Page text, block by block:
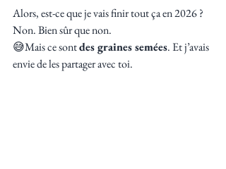
Alors, est-ce que je vais finir tout ça en 2026 ?
Non. Bien sûr que non.
😅Mais ce sont des graines semées. Et j’avais
envie de les partager avec toi.